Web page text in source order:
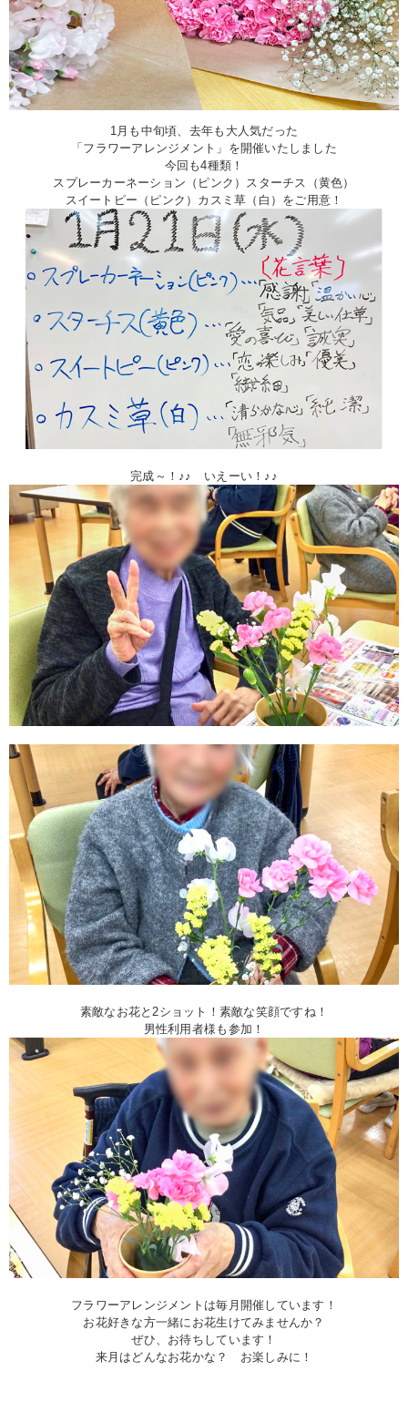
1月も中旬頃、去年も大人気だった
「フラワーアレンジメント」を開催いたしました
今回も4種類！
スプレーカーネーション（ピンク）スターチス（黄色）
スイートピー（ピンク）カスミ草（白）をご用意！
完成～！♪♪ いえーい！♪♪
素敵なお花と2ショット！素敵な笑顔ですね！
男性利用者様も参加！
フラワーアレンジメントは毎月開催しています！
お花好きな方一緒にお花生けてみませんか？
ぜひ、お待ちしています！
来月はどんなお花かな？ お楽しみに！